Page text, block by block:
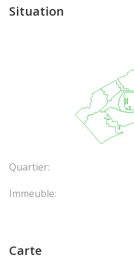
Situation
Quartier:
Immeuble:
Carte